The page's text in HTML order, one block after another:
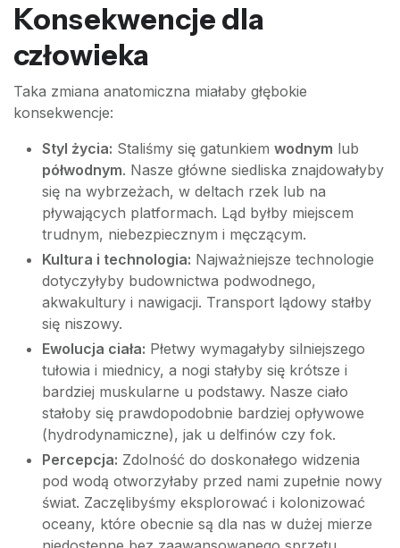
Konsekwencje dla
człowieka
Taka zmiana anatomiczna miałaby głębokie
konsekwencje:
Styl życia: Staliśmy się gatunkiem wodnym lub
półwodnym. Nasze główne siedliska znajdowałyby
się na wybrzeżach, w deltach rzek lub na
pływających platformach. Ląd byłby miejscem
trudnym, niebezpiecznym i męczącym.
Kultura i technologia: Najważniejsze technologie
dotyczyłyby budownictwa podwodnego,
akwakultury i nawigacji. Transport lądowy stałby
się niszowy.
Ewolucja ciała: Płetwy wymagałyby silniejszego
tułowia i miednicy, a nogi stałyby się krótsze i
bardziej muskularne u podstawy. Nasze ciało
stałoby się prawdopodobnie bardziej opływowe
(hydrodynamiczne), jak u delfinów czy fok.
Percepcja: Zdolność do doskonałego widzenia
pod wodą otworzyłaby przed nami zupełnie nowy
świat. Zaczęlibyśmy eksplorować i kolonizować
oceany, które obecnie są dla nas w dużej mierze